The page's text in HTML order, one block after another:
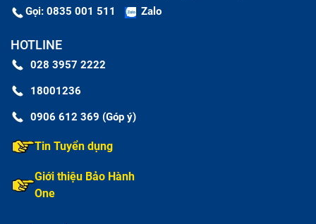
Gọi: 0835 001 511 Zalo
HOTLINE
028 3957 2222
18001236
0906 612 369 (Góp ý)
Tin Tuyển dụng
Giới thiệu Bảo Hành
One